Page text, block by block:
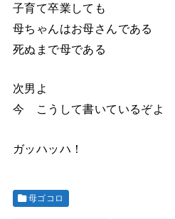
子育て卒業しても
母ちゃんはお母さんである
死ぬまで母である
次男よ
今 こうして書いているぞよ
ガッハッハ！
母ゴコロ